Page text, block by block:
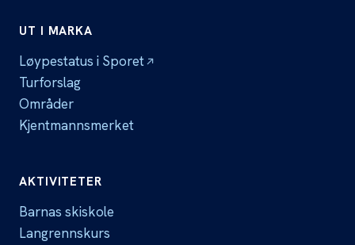
UT I MARKA
Løypestatus i Sporet
Turforslag
Områder
Kjentmannsmerket
AKTIVITETER
Barnas skiskole
Langrennskurs